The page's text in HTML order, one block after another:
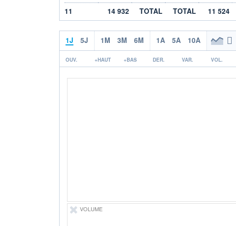
11
14 932 TOTAL TOTAL 11 524
1J 5J 1M 3M 6M 1A 5A 10A
OUV. +HAUT +BAS DER. VAR. VOL.
VOLUME